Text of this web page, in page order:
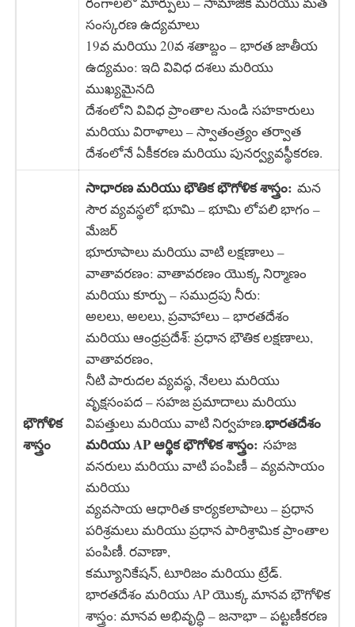
సంస్కరణ ఉద్యమాలు
19వ మరియు 20వ శతాబ్దం – భారత జాతీయ
ఉద్యమం: ఇది వివిధ దశలు మరియు
ముఖ్యమైనది
దేశంలోని వివిధ ప్రాంతాల నుండి సహకారులు
మరియు విరాళాలు – స్వాతంత్ర్యం తర్వాత
దేశంలోనే ఏకీకరణ మరియు పునర్వ్యవస్థీకరణ.
భౌగోళిక
శాస్త్రం
సాధారణ మరియు భౌతిక భౌగోళిక శాస్త్రం: మన
సౌర వ్యవస్థలో భూమి – భూమి లోపలి భాగం –
మేజర్
భూరూపాలు మరియు వాటి లక్షణాలు –
వాతావరణం: వాతావరణం యొక్క నిర్మాణం
మరియు కూర్పు – సముద్రపు నీరు:
అలలు, అలలు, ప్రవాహాలు – భారతదేశం
మరియు ఆంధ్రప్రదేశ్: ప్రధాన భౌతిక లక్షణాలు,
వాతావరణం,
నీటి పారుదల వ్యవస్థ, నేలలు మరియు
వృక్షసంపద – సహజ ప్రమాదాలు మరియు
విపత్తులు మరియు వాటి నిర్వహణ.భారతదేశం
మరియు AP ఆర్థిక భౌగోళిక శాస్త్రం: సహజ
వనరులు మరియు వాటి పంపిణీ – వ్యవసాయం
మరియు
వ్యవసాయ ఆధారిత కార్యకలాపాలు – ప్రధాన
పరిశ్రమలు మరియు ప్రధాన పారిశ్రామిక ప్రాంతాల
పంపిణీ. రవాణా,
కమ్యూనికేషన్, టూరిజం మరియు ట్రేడ్.
భారతదేశం మరియు AP యొక్క మానవ భౌగోళిక
శాస్త్రం: మానవ అభివృద్ధి – జనాభా – పట్టణీకరణ